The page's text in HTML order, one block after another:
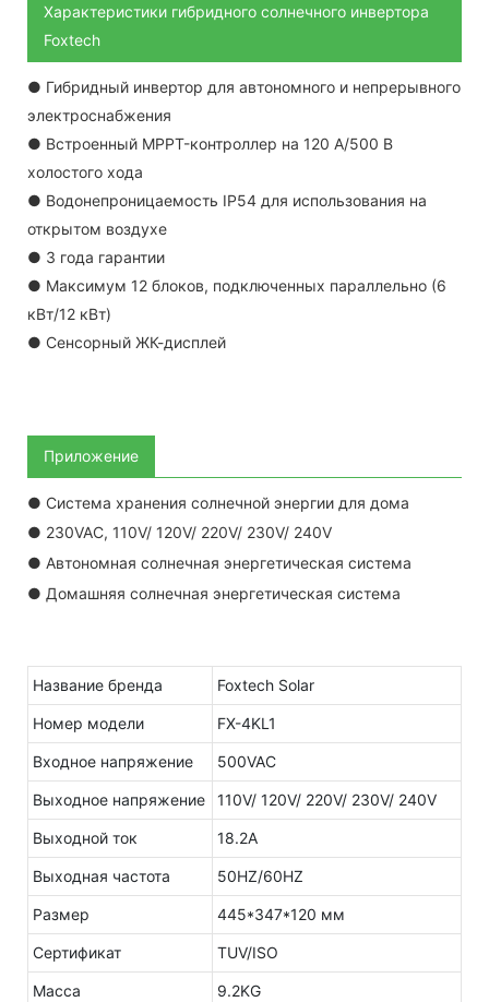
Характеристики гибридного солнечного инвертора
Foxtech
● Гибридный инвертор для автономного и непрерывного
электроснабжения
● Встроенный MPPT-контроллер на 120 А/500 В
холостого хода
● Водонепроницаемость IP54 для использования на
открытом воздухе
● 3 года гарантии
● Максимум 12 блоков, подключенных параллельно (6
кВт/12 кВт)
● Сенсорный ЖК-дисплей
Приложение
● Система хранения солнечной энергии для дома
● 230VAC, 110V/ 120V/ 220V/ 230V/ 240V
● Автономная солнечная энергетическая система
● Домашняя солнечная энергетическая система
Название бренда Foxtech Solar
Номер модели FX-4KL1
Входное напряжение 500VAC
Выходное напряжение 110V/ 120V/ 220V/ 230V/ 240V
Выходной ток 18.2A
Выходная частота 50HZ/60HZ
Размер 445*347*120 мм
Сертификат TUV/ISO
Масса 9.2KG